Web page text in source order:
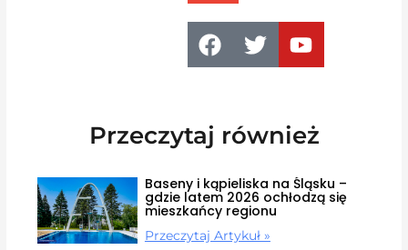
Przeczytaj również
Baseny i kąpieliska na Śląsku –
gdzie latem 2026 ochłodzą się
mieszkańcy regionu
Przeczytaj Artykuł »